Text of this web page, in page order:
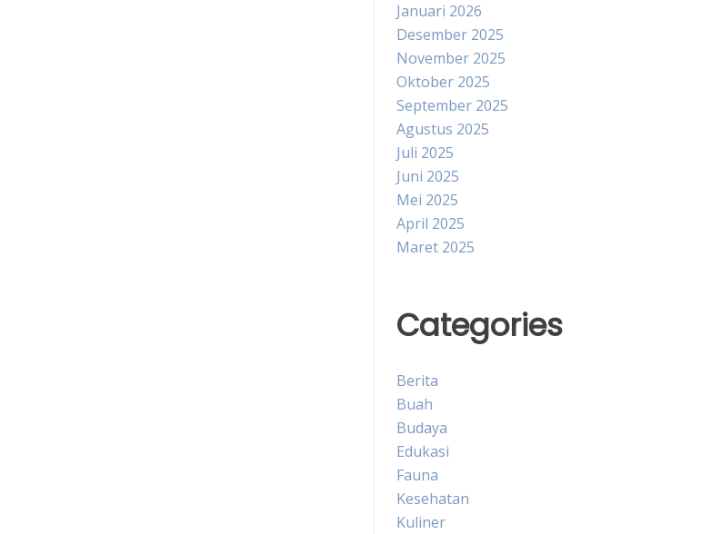
Januari 2026
Desember 2025
November 2025
Oktober 2025
September 2025
Agustus 2025
Juli 2025
Juni 2025
Mei 2025
April 2025
Maret 2025
Categories
Berita
Buah
Budaya
Edukasi
Fauna
Kesehatan
Kuliner